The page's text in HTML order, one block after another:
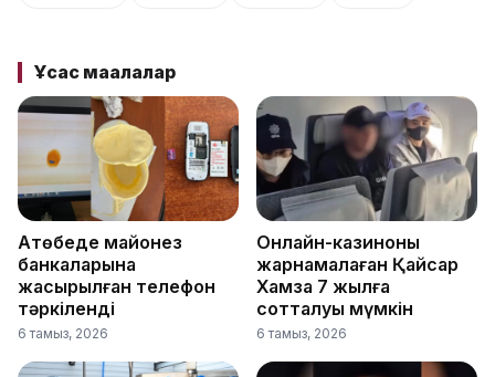
Ұқсас мақалалар
Ақтөбеде майонез
банкаларына
жасырылған телефон
тәркіленді
6 тамыз, 2026
Онлайн-казиноны
жарнамалаған Қайсар
Хамза 7 жылға
сотталуы мүмкін
6 тамыз, 2026